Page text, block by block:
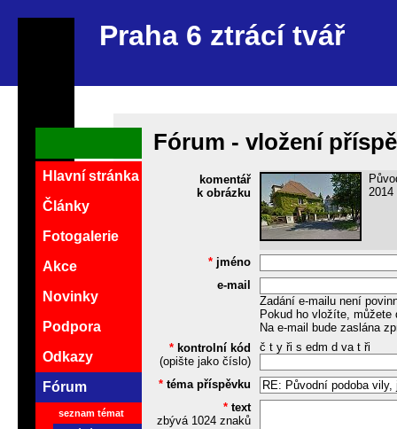
Praha 6 ztrácí tvář
Fórum - vložení
komentář
k obrázku
2014
* jméno
e-mail
Zadání e-mailu není
Pokud ho vložíte,
Na e-mail bude zaslána
* kontrolní kód
(opište jako číslo)
č t y ři s edm d va t ři
* téma příspěvku
* text
zbývá 1024znaků
Hlavní stránka
Články
Fotogalerie
Akce
Novinky
Podpora
Odkazy
Fórum
seznam témat